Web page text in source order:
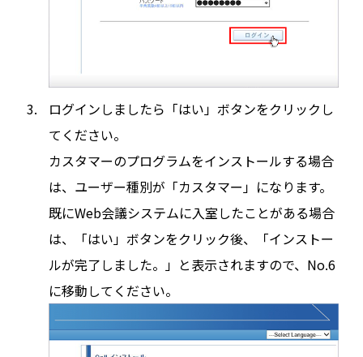
ログインしましたら「はい」ボタンをクリックし
てください。
カスタマーのプログラムをインストールする場合
は、ユーザー種別が「カスタマー」になります。
既にWeb会議システムに入室したことがある場合
は、「はい」ボタンをクリック後、「インストー
ルが完了しました。」と表示されますので、No.6
に移動してください。